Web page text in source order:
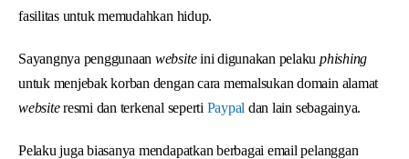
fasilitas untuk memudahkan hidup.
Sayangnya penggunaan websiteini digunakan pelaku phishing
untuk menjebak korban dengan cara memalsukan domain alamat
websiteresmi dan terkenal seperti Paypal dan lain sebagainya.
Pelaku juga biasanya mendapatkan berbagai email pelanggan